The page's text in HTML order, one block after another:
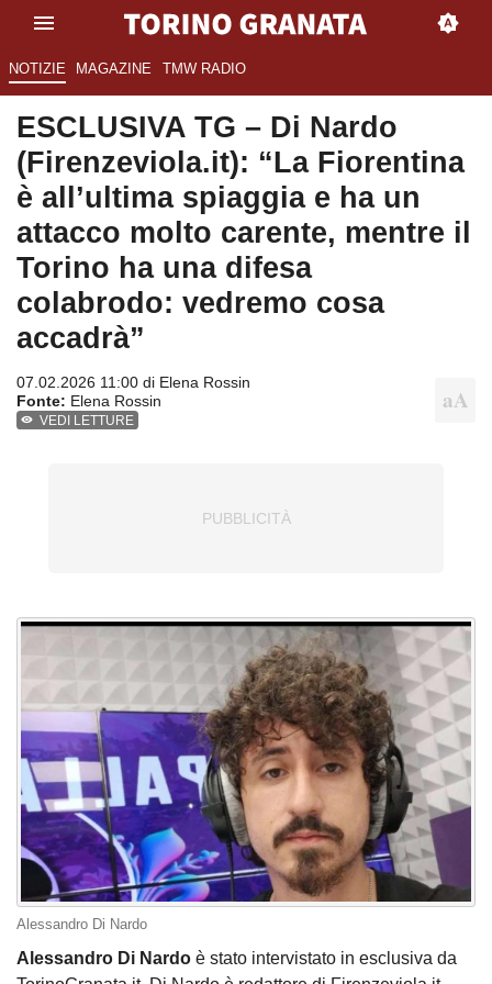
NOTIZIE MAGAZINE TMW RADIO
ESCLUSIVA TG – Di Nardo
(Firenzeviola.it): “La Fiorentina
è all’ultima spiaggia e ha un
attacco molto carente, mentre il
Torino ha una difesa
colabrodo: vedremo cosa
accadrà”
07.02.2026 11:00 di Elena Rossin
Fonte: Elena Rossin
VEDI LETTURE
Alessandro Di Nardo
Alessandro Di Nardo è stato intervistato in esclusiva da